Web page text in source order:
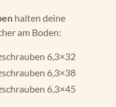
halten deine
am Boden:
6,3×32
6,3×38
6,3×45